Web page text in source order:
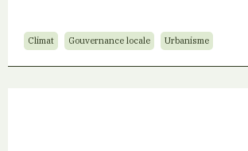
Climat Gouvernance locale Urbanisme